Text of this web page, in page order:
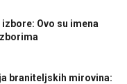
Ovo su imena
braniteljskih mirovina: